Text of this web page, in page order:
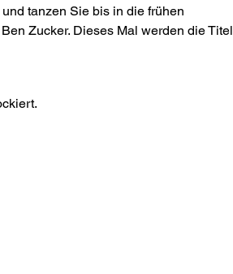
tanzen Sie bis in die frühen
Zucker. Dieses Mal werden die Titel